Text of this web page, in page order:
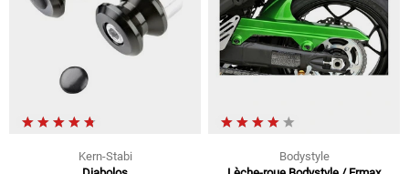
Kern-Stabi
Bodystyle